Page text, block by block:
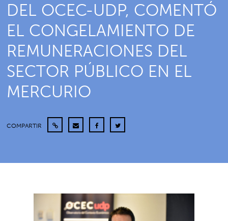
DEL OCEC-UDP, COMENTÓ
EL CONGELAMIENTO DE
REMUNERACIONES DEL
SECTOR PÚBLICO EN EL
MERCURIO
COMPARTIR